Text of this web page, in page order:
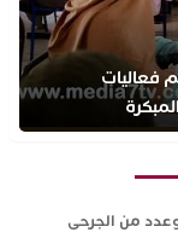
أولاد تايمة: المديرية الاقليمية لتارودانت تنظم فعاليات